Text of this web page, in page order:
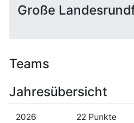
Große
Teams
Jahresübersicht
2026 22 Punkte